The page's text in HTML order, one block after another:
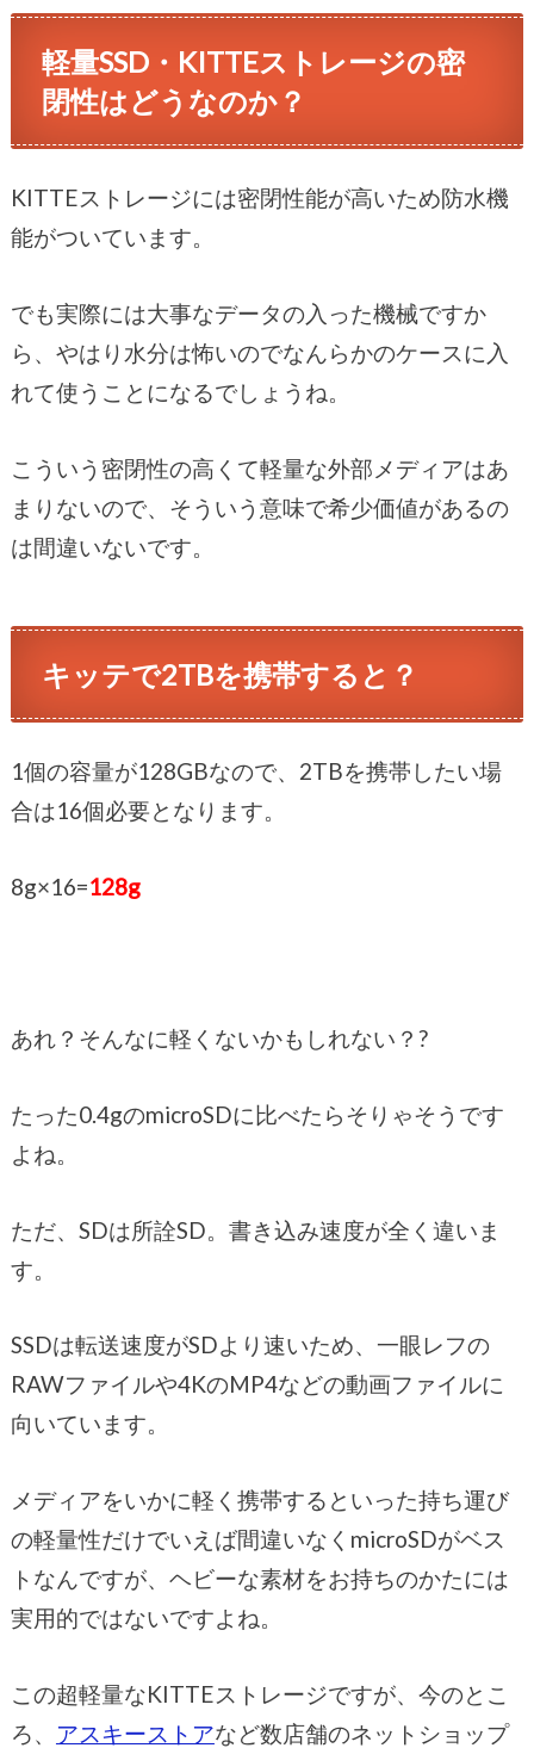
軽量SSD・KITTEストレージの密
閉性はどうなのか？
KITTEストレージには密閉性能が高いため防水機
能がついています。
でも実際には大事なデータの入った機械ですか
ら、やはり水分は怖いのでなんらかのケースに入
れて使うことになるでしょうね。
こういう密閉性の高くて軽量な外部メディアはあ
まりないので、そういう意味で希少価値があるの
は間違いないです。
キッテで2TBを携帯すると？
1個の容量が128GBなので、2TBを携帯したい場
合は16個必要となります。
8g×16=128g
あれ？そんなに軽くないかもしれない？?
たった0.4gのmicroSDに比べたらそりゃそうです
よね。
ただ、SDは所詮SD。書き込み速度が全く違いま
す。
SSDは転送速度がSDより速いため、一眼レフの
RAWファイルや4KのMP4などの動画ファイルに
向いています。
メディアをいかに軽く携帯するといった持ち運び
の軽量性だけでいえば間違いなくmicroSDがベス
トなんですが、ヘビーな素材をお持ちのかたには
実用的ではないですよね。
この超軽量なKITTEストレージですが、今のとこ
ろ、 アスキーストアなど数店舗のネットショップ